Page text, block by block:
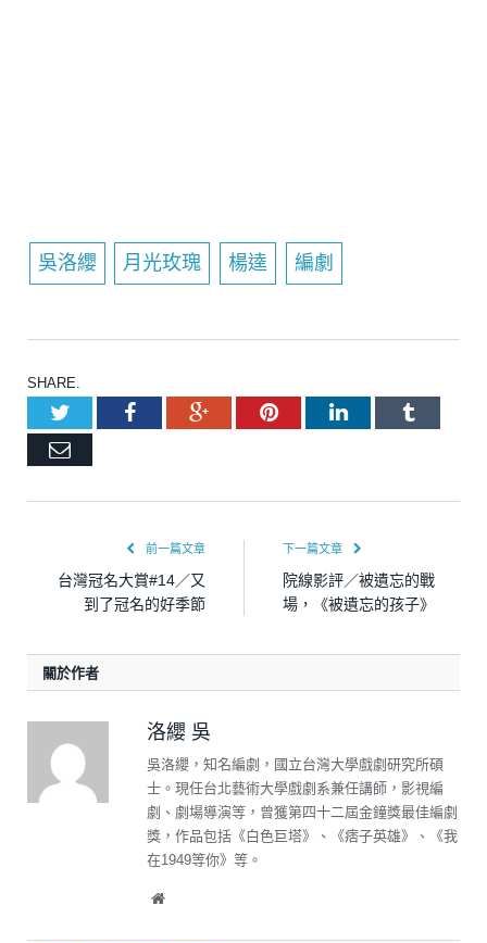
吳洛纓 月光玫瑰 楊逵 編劇
SHARE.
TwitterFacebookGoogle+PinterestLinkedInTumblr
Email
前一篇文章
台灣冠名大賞#14／又
到了冠名的好季節
下一篇文章
院線影評／被遺忘的戰
場，《被遺忘的孩子》
關於作者
洛纓 吳
吳洛纓，知名編劇，國立台灣大學戲劇研究所碩
士。現任台北藝術大學戲劇系兼任講師，影視編
劇、劇場導演等，曾獲第四十二屆金鐘獎最佳編劇
獎，作品包括《白色巨塔》、《痞子英雄》、《我
在1949等你》等。
Website